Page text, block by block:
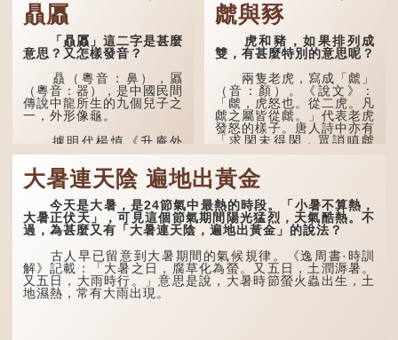
贔屭
「贔屭」這二字是甚麼
意思？又怎樣發音？
贔（粵音：鼻），屭
（粵音：器），是中國民間
傳說中龍所生的九個兒子之
一，外形像龜。
據明代楊慎《升庵外
集》記載，龍生九子的次序
排列為：贔屭、螭吻、蒲
牢、狴犴、饕餮、蚣蝮、睚
眥、狻猊、椒圖（此為其中
一種說法）。
龍九子外形與能力各有
不同，其中，贔屭原形像
龜，因為能負重，多作為碑
座，有「碑下龜...
虤與豩
虎和豬，如果排列成
雙，有甚麼特別的意思呢？
兩隻老虎，寫成「虤」
（音：顏）。《說文》：
「虤，虎怒也。從二虎。凡
虤之屬皆從虤。」代表老虎
發怒的樣子。唐人詩中亦有
「求閑未得閑，眾誚瞋虤
虤」之句，意思是眾人的譏
諷讓人怒目而視。
兩隻豬，則為「豩」
（音：賓）。甲骨文從二
「豕」，象豬相追逐的樣
子。《同文備考》另有一說
「豩，豕亂群。」意指一
群...
大暑連天陰 遍地出黃金
今天是大暑，是24節氣中最熱的時段。「小暑不算熱，
大暑正伏天」，可見這個節氣期間陽光猛烈，天氣酷熱。不
過，為甚麼又有「大暑連天陰，遍地出黃金」的說法？
古人早已留意到大暑期間的氣候規律。《逸周書·時訓
解》記載：「大暑之日，腐草化為螢。又五日，土潤溽暑。
又五日，大雨時行。」意思是說，大暑時節螢火蟲出生，土
地濕熱，常有大雨出現。